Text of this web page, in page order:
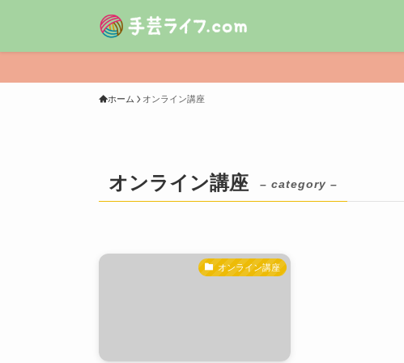
ホーム オンライン講座
オンライン講座 – category –
オンライン講座